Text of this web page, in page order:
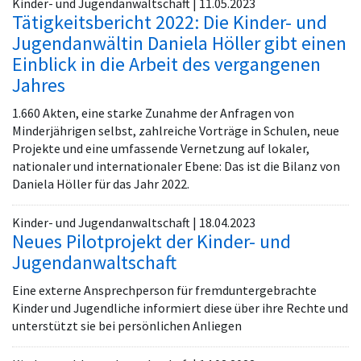
Tätigkeitsbericht 2022: Die Kinder- und
Jugendanwältin Daniela Höller gibt einen
Einblick in die Arbeit des vergangenen
Jahres
1.660 Akten, eine starke Zunahme der Anfragen von
Minderjährigen selbst, zahlreiche Vorträge in Schulen, neue
Projekte und eine umfassende Vernetzung auf lokaler,
nationaler und internationaler Ebene: Das ist die Bilanz von
Daniela Höller für das Jahr 2022.
Kinder- und Jugendanwaltschaft | 18.04.2023
Neues Pilotprojekt der Kinder- und
Jugendanwaltschaft
Eine externe Ansprechperson für fremduntergebrachte
Kinder und Jugendliche informiert diese über ihre Rechte und
unterstützt sie bei persönlichen Anliegen